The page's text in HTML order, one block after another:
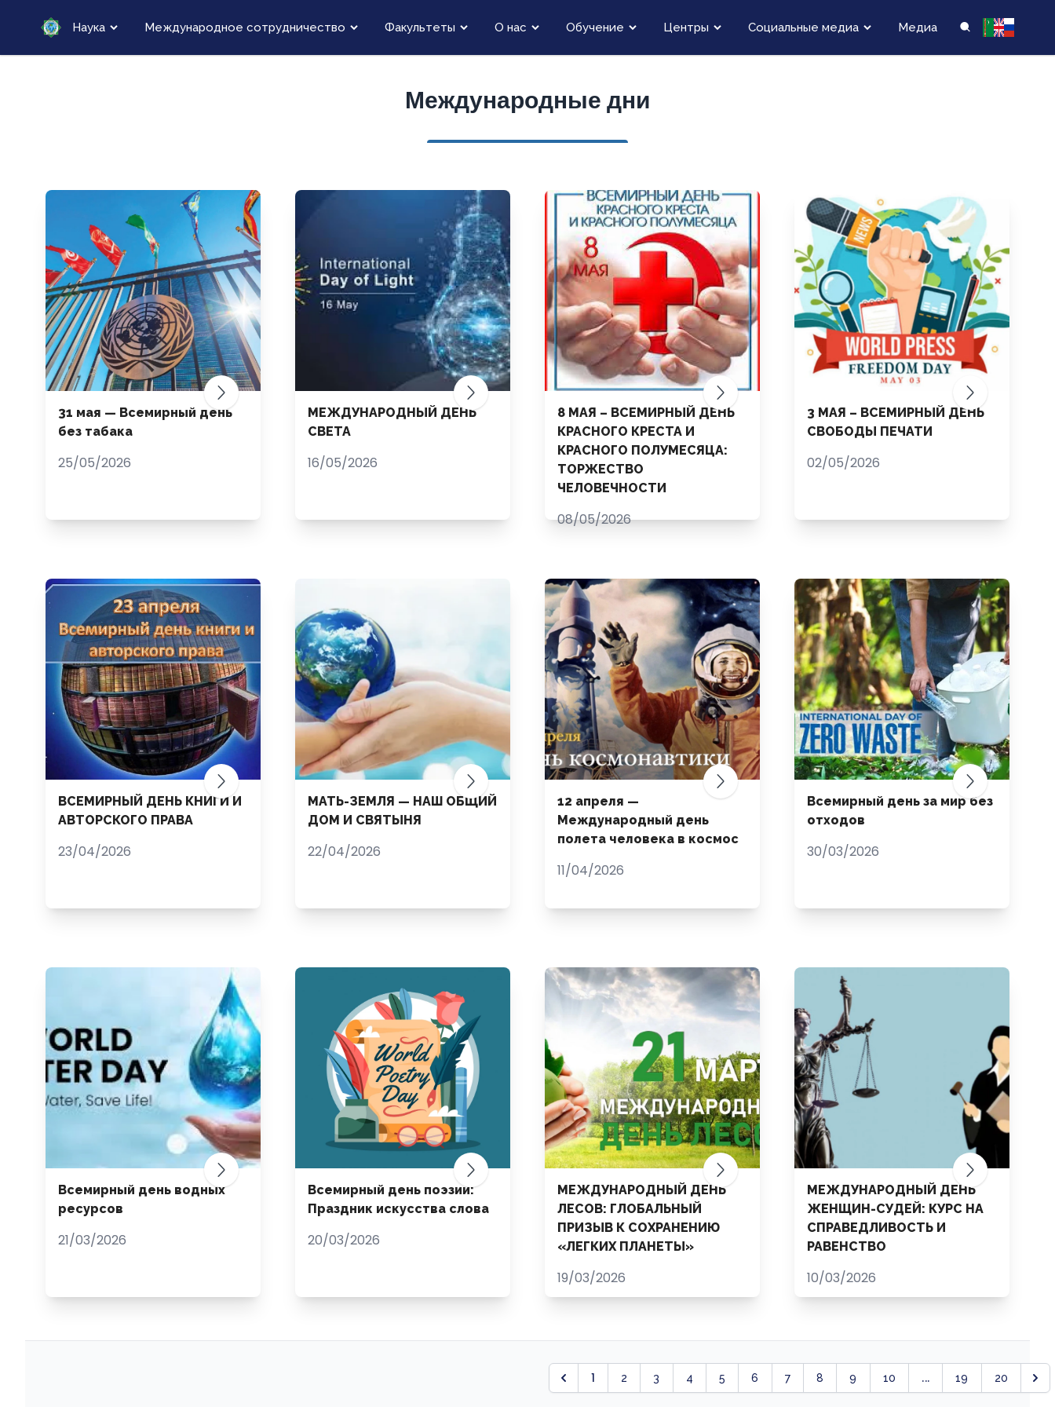
Наука Международное сотрудничество Факультеты О нас Обучение Центры Социальные медиа Медиа
Международные дни
31 мая — Всемирный день
без табака
25/05/2026
МЕЖДУНАРОДНЫЙ ДЕНЬ
СВЕТА
16/05/2026
8 МАЯ – ВСЕМИРНЫЙ ДЕНЬ
КРАСНОГО КРЕСТА И
КРАСНОГО ПОЛУМЕСЯЦА:
ТОРЖЕСТВО
ЧЕЛОВЕЧНОСТИ
08/05/2026
3 МАЯ – ВСЕМИРНЫЙ ДЕНЬ
СВОБОДЫ ПЕЧАТИ
02/05/2026
ВСЕМИРНЫЙ ДЕНЬ КНИГИ И
АВТОРСКОГО ПРАВА
23/04/2026
МАТЬ-ЗЕМЛЯ — НАШ ОБЩИЙ
ДОМ И СВЯТЫНЯ
22/04/2026
12 апреля —
Международный день
полета человека в космос
11/04/2026
Всемирный день за мир без
отходов
30/03/2026
Всемирный день водных
ресурсов
21/03/2026
Всемирный день поэзии:
Праздник искусства слова
20/03/2026
МЕЖДУНАРОДНЫЙ ДЕНЬ
ЛЕСОВ: ГЛОБАЛЬНЫЙ
ПРИЗЫВ К СОХРАНЕНИЮ
«ЛЕГКИХ ПЛАНЕТЫ»
19/03/2026
МЕЖДУНАРОДНЫЙ ДЕНЬ
ЖЕНЩИН-СУДЕЙ: КУРС НА
СПРАВЕДЛИВОСТЬ И
РАВЕНСТВО
10/03/2026
1 2 3 4 5 6 7 8 9 10 ... 19 20